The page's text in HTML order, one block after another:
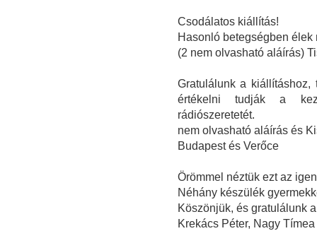
Csodálatos kiállítás!
Hasonló betegségben
(2 nem olvasható aláírás)
Gratulálunk a kiállításhoz,
értékelni tudják a
rádiószeretetét.
nem olvasható aláírás és
Budapest és Verőce
Örömmel néztük ezt az
Néhány készülék
Köszönjük, és gratulálunk
Krekács Péter, Nagy Tímea